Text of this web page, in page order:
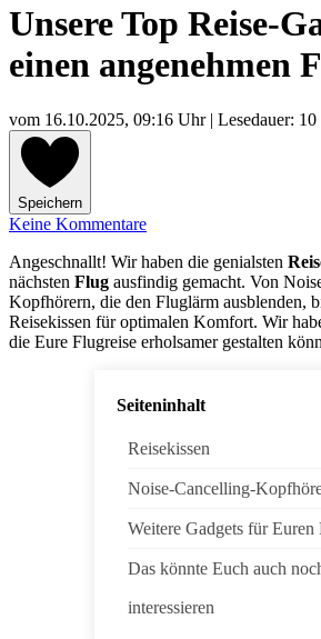
Unsere Top Reise-
einen angenehmen
vom 16.10.2025, 09:16 Uhr| Lesedauer:
Speichern
Keine Kommentare
Angeschnallt! Wir haben die genialsten
nächsten Flug ausfindig gemacht. Von
Kopfhörern, die den Fluglärm ausblenden,
Reisekissen für optimalen Komfort. Wir
die Eure Flugreise erholsamer gestalten
Seiteninhalt
Reisekissen
Noise-Cancelling-
Weitere Gadgets für Euren
Das könnte Euch auch
interessieren